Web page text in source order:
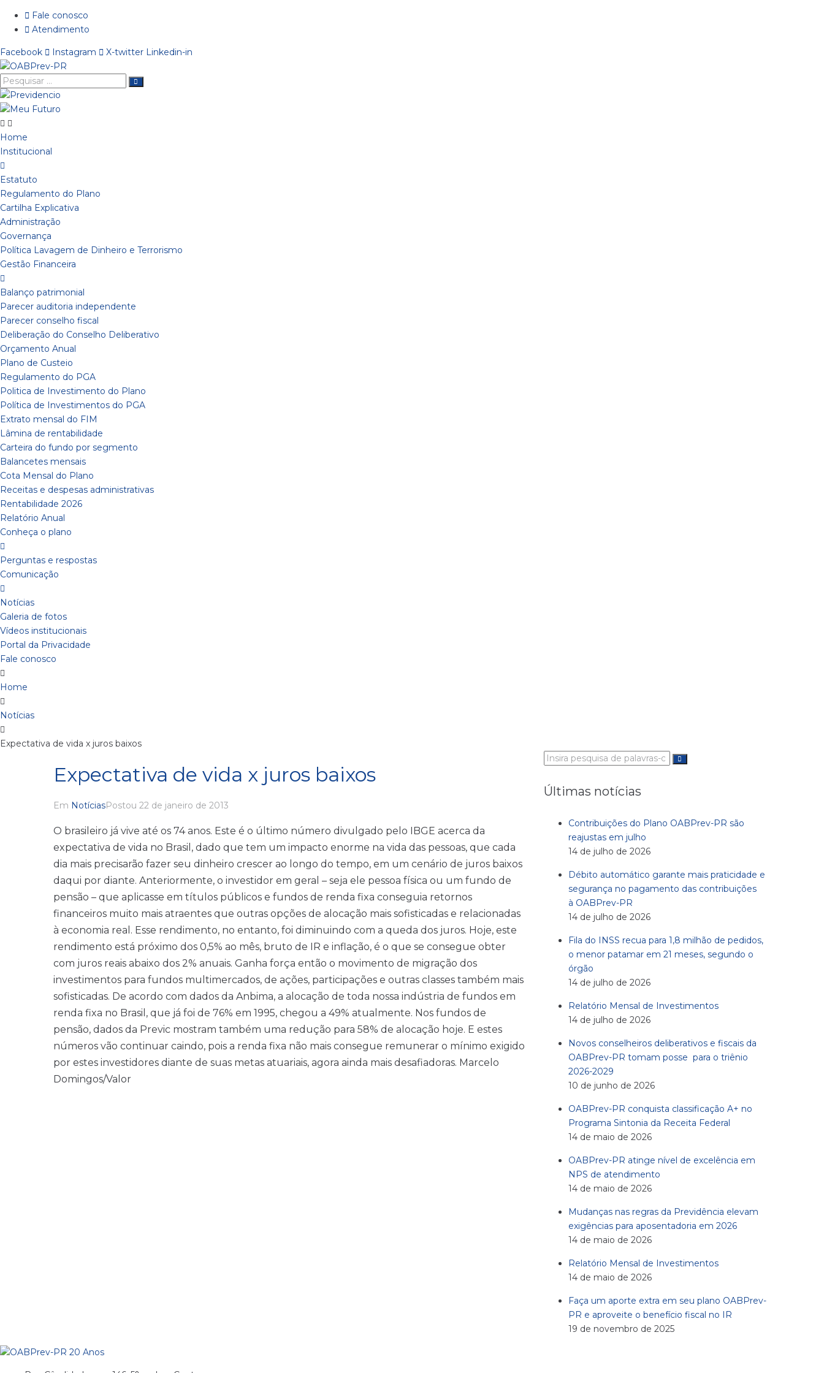
para
conteúdo
Fale conosco
Atendimento
Facebook Instagram X-twitter Linkedin-in
Pesquisar
…
Home
Institucional
Estatuto
Regulamento do Plano
Cartilha Explicativa
Administração
Governança
Política Lavagem de Dinheiro e Terrorismo
Gestão Financeira
Balanço patrimonial
Parecer auditoria independente
Parecer conselho fiscal
Deliberação do Conselho Deliberativo
Orçamento Anual
Plano de Custeio
Regulamento do PGA
Politica de Investimento do Plano
Política de Investimentos do PGA
Extrato mensal do FIM
Lâmina de rentabilidade
Carteira do fundo por segmento
Balancetes mensais
Cota Mensal do Plano
Receitas e despesas administrativas
Rentabilidade 2026
Relatório Anual
Conheça o plano
Perguntas e respostas
Comunicação
Notícias
Galeria de fotos
Vídeos institucionais
Portal da Privacidade
Fale conosco
Home
Notícias
Expectativa de vida x juros baixos
Expectativa de vida x juros baixos
Em NotíciasPostou 22 de janeiro de 2013
O brasileiro já vive até os 74 anos. Este é o último número divulgado pelo IBGE acerca da
expectativa de vida no Brasil, dado que tem um impacto enorme na vida das pessoas, que cada
dia mais precisarão fazer seu dinheiro crescer ao longo do tempo, em um cenário de juros baixos
daqui por diante. Anteriormente, o investidor em geral – seja ele pessoa física ou um fundo de
pensão – que aplicasse em títulos públicos e fundos de renda fixa conseguia retornos
financeiros muito mais atraentes que outras opções de alocação mais sofisticadas e relacionadas
à economia real. Esse rendimento, no entanto, foi diminuindo com a queda dos juros. Hoje, este
rendimento está próximo dos 0,5% ao mês, bruto de IR e inflação, é o que se consegue obter
com juros reais abaixo dos 2% anuais. Ganha força então o movimento de migração dos
investimentos para fundos multimercados, de ações, participações e outras classes também mais
sofisticadas. De acordo com dados da Anbima, a alocação de toda nossa indústria de fundos em
renda fixa no Brasil, que já foi de 76% em 1995, chegou a 49% atualmente. Nos fundos de
pensão, dados da Previc mostram também uma redução para 58% de alocação hoje. E estes
números vão continuar caindo, pois a renda fixa não mais consegue remunerar o mínimo exigido
por estes investidores diante de suas metas atuariais, agora ainda mais desafiadoras. Marcelo
Domingos/Valor
Procurar:
Últimas notícias
Contribuições do Plano OABPrev-PR são
reajustas em julho
14 de julho de 2026
Débito automático garante mais praticidade e
segurança no pagamento das contribuições
à OABPrev-PR
14 de julho de 2026
Fila do INSS recua para 1,8 milhão de pedidos,
o menor patamar em 21 meses, segundo o
órgão
14 de julho de 2026
Relatório Mensal de Investimentos
14 de julho de 2026
Novos conselheiros deliberativos e fiscais da
OABPrev-PR tomam posse para o triênio
2026-2029
10 de junho de 2026
OABPrev-PR conquista classificação A+ no
Programa Sintonia da Receita Federal
14 de maio de 2026
OABPrev-PR atinge nível de excelência em
NPS de atendimento
14 de maio de 2026
Mudanças nas regras da Previdência elevam
exigências para aposentadoria em 2026
14 de maio de 2026
Relatório Mensal de Investimentos
14 de maio de 2026
Faça um aporte extra em seu plano OABPrev-
PR e aproveite o benefício fiscal no IR
19 de novembro de 2025